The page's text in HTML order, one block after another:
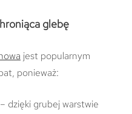
glebę
jest popularnym
ponieważ:
– dzięki grubej warstwie